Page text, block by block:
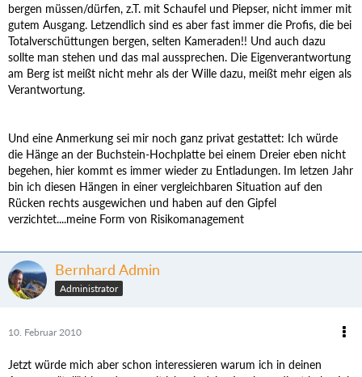
bergen müssen/dürfen, z.T. mit Schaufel und Piepser, nicht immer mit
gutem Ausgang. Letzendlich sind es aber fast immer die Profis, die bei
Totalverschüttungen bergen, selten Kameraden!! Und auch dazu
sollte man stehen und das mal aussprechen. Die Eigenverantwortung
am Berg ist meißt nicht mehr als der Wille dazu, meißt mehr eigen als
Verantwortung.
Und eine Anmerkung sei mir noch ganz privat gestattet: Ich würde
die Hänge an der Buchstein-Hochplatte bei einem Dreier eben nicht
begehen, hier kommt es immer wieder zu Entladungen. Im letzen Jahr
bin ich diesen Hängen in einer vergleichbaren Situation auf den
Rücken rechts ausgewichen und haben auf den Gipfel
verzichtet....meine Form von Risikomanagement
Bernhard Admin
Administrator
10. Februar 2010
Jetzt würde mich aber schon interessieren warum ich in deinen